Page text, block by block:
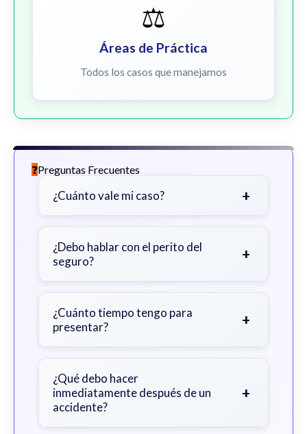
⚖️
Áreas de Práctica
Todos los casos que manejamos
Preguntas Frecuentes
¿Cuánto vale mi caso? +
gravedad de sus lesiones, facturas
médicas, tiempo fuera del trabajo y
¿Debo hablar con el perito del
seguro?
+
primero con un abogado para evitar
declaraciones que perjudiquen su
¿Cuánto tiempo tengo para
presentar?
+
con excepciones. Consulte para
obtener orientación específica.
¿Qué debo hacer
inmediatamente después de un
accidente?
+